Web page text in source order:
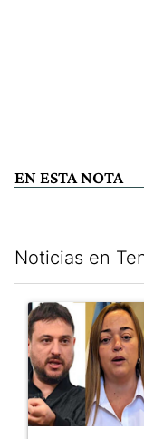
EN ESTA NOTA
Noticias en
Un artículo de